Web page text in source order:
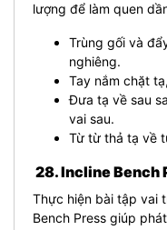
lượng để làm quen
Trùng gối và
nghiêng.
Tay nắm chặt
Đưa tạ về sau
vai sau.
Từ từ thả tạ về
28. Incline Bench
Thực hiện bài tập vai
Bench Press giúp